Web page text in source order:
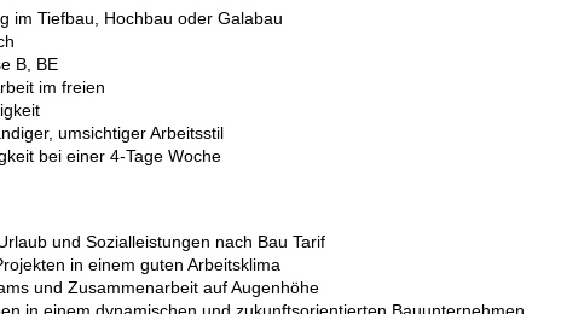
im Tiefbau, Hochbau oder Galabau
B, BE
im freien
umsichtiger Arbeitsstil
bei einer 4-Tage Woche
und Sozialleistungen nach Bau Tarif
in einem guten Arbeitsklima
und Zusammenarbeit auf Augenhöhe